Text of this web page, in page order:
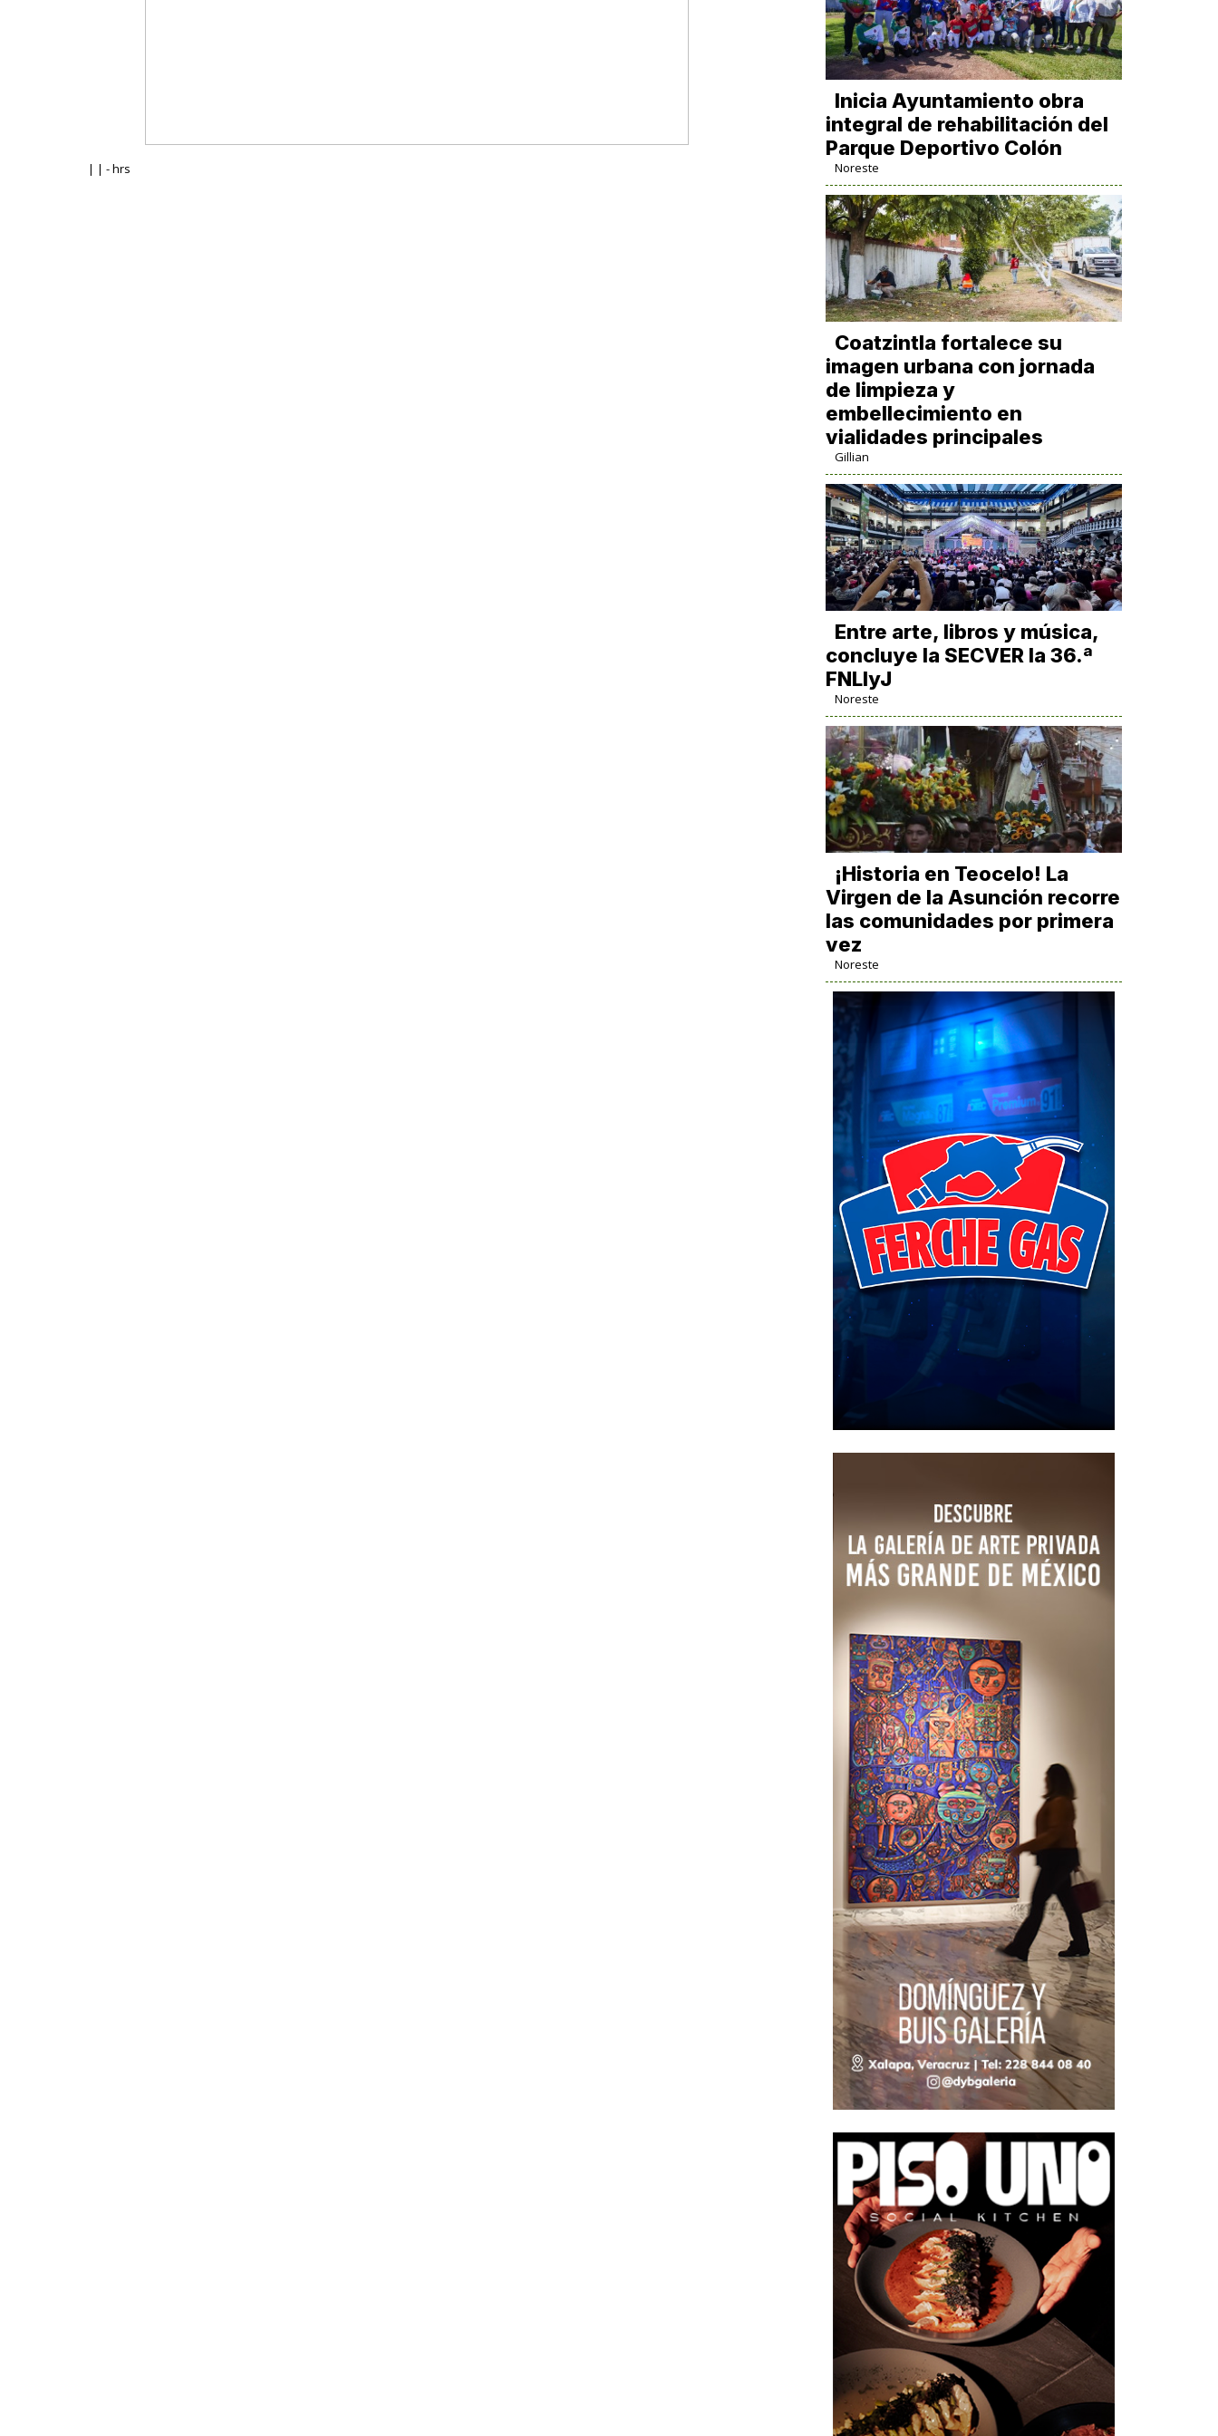
| | - hrs
Inicia Ayuntamiento obra
integral de rehabilitación del
Parque Deportivo Colón
Noreste
Coatzintla fortalece su
imagen urbana con jornada
de limpieza y
embellecimiento en
vialidades principales
Gillian
Entre arte, libros y música,
concluye la SECVER la 36.ª
FNLIyJ
Noreste
​¡Historia en Teocelo! La
Virgen de la Asunción recorre
las comunidades por primera
vez
Noreste